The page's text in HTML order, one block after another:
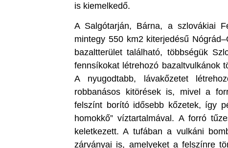
is kiemelkedő.
A Salgótarján, Bárna, a szlovákiai
mintegy 550 km2 kiterjedésű
bazaltterület található, többségük
fennsíkokat létrehozó bazaltvulkánok
A nyugodtabb, lávakőzetet
robbanásos kitörések is, mivel a
felszínt borító idősebb kőzetek, így
homokkő” víztartalmával. A forró
keletkezett. A tufában a vulkáni
zárványai is, amelyeket a felszínre